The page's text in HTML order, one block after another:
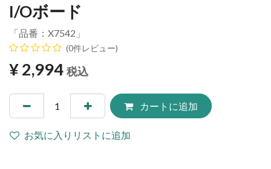
I/Oボード
「品番： X7542 」
(0件レビュー)
¥2,994 税込
カートに追加
お気に入りリストに追加